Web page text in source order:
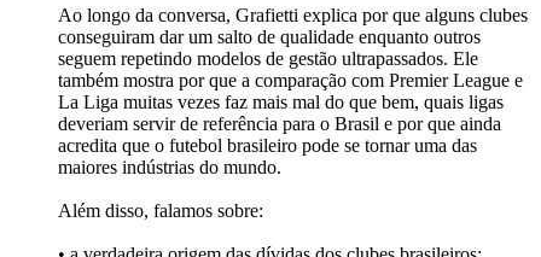
Ao longo da conversa, Grafietti explica por que alguns clubes
conseguiram dar um salto de qualidade enquanto outros
seguem repetindo modelos de gestão ultrapassados. Ele
também mostra por que a comparação com Premier League e
La Liga muitas vezes faz mais mal do que bem, quais ligas
deveriam servir de referência para o Brasil e por que ainda
acredita que o futebol brasileiro pode se tornar uma das
maiores indústrias do mundo.
Além disso, falamos sobre: